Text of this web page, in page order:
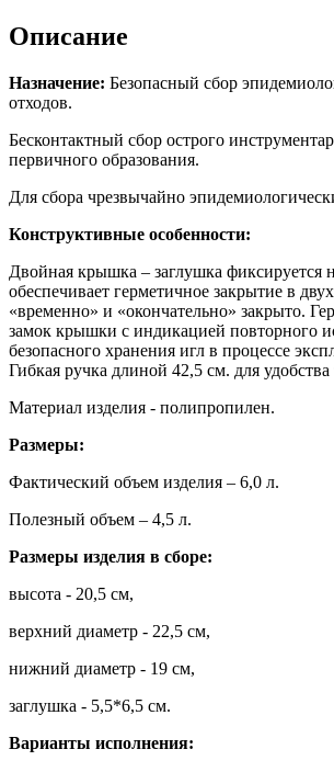
Описание
Назначение: Безопасный сбор
отходов.
Бесконтактный сбор острого
первичного образования.
Для сбора чрезвычайно
Конструктивные особенности:
Двойная крышка – заглушка фиксируется
обеспечивает герметичное закрытие в
«временно» и «окончательно» закрыто.
замок крышки с индикацией повторного
безопасного хранения игл в процессе
Гибкая ручка длиной 42,5 см. для
Материал изделия - полипропилен.
Размеры:
Фактический объем изделия – 6,0 л.
Полезный объем – 4,5 л.
Размеры изделия в сборе:
высота - 20,5 см,
верхний диаметр - 22,5 см,
нижний диаметр - 19 см,
заглушка - 5,5*6,5 см.
Варианты исполнения: